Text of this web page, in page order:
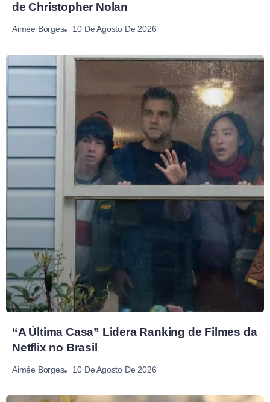
de Christopher Nolan
Aimée Borges 10 De Agosto De 2026
“A Última Casa” Lidera Ranking de Filmes da
Netflix no Brasil
Aimée Borges 10 De Agosto De 2026